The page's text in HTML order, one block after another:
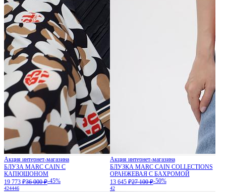
Акция интернет-магазина
БЛУЗА MARC CAIN С
КАПЮШОНОМ
19 773 ₽36 000 ₽-45%
424446
Акция интернет-магазина
БЛУЗКА MARC CAIN COLLECTIONS
ОРАНЖЕВАЯ С БАХРОМОЙ
13 645 ₽27 100 ₽-50%
42